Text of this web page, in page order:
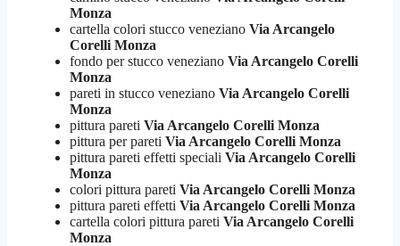
Monza
cartella colori stucco veneziano Via Arcangelo
Corelli Monza
fondo per stucco veneziano Via Arcangelo Corelli
Monza
pareti in stucco veneziano Via Arcangelo Corelli
Monza
pittura pareti Via Arcangelo Corelli Monza
pittura per pareti Via Arcangelo Corelli Monza
pittura pareti effetti speciali Via Arcangelo Corelli
Monza
colori pittura pareti Via Arcangelo Corelli Monza
pittura pareti effetti Via Arcangelo Corelli Monza
cartella colori pittura pareti Via Arcangelo Corelli
Monza